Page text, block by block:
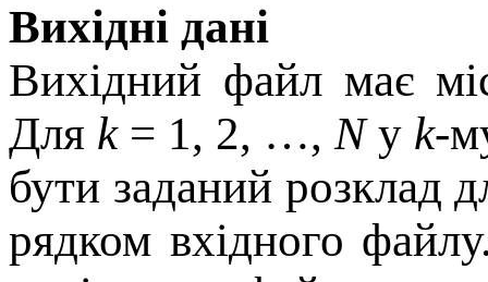
Вихідні дані
Вихідний файл має
Для k= 1, 2, …, Nу k-
бути заданий розклад
рядком вхідного